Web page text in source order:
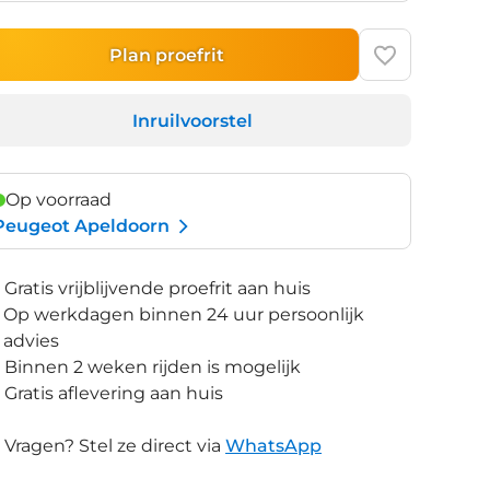
Plan proefrit
Inruilvoorstel
Op voorraad
Apeldoorn
Gratis vrijblijvende proefrit aan huis
Op werkdagen binnen 24 uur persoonlijk
advies
Binnen 2 weken rijden is mogelijk
Gratis aflevering aan huis
Vragen? Stel ze direct via WhatsApp